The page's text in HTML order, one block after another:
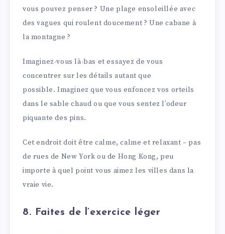
vous pouvez penser ? Une plage ensoleillée avec
des vagues qui roulent doucement ? Une cabane à
la montagne ?
Imaginez-vous là-bas et essayez de vous
concentrer sur les détails autant que
possible. Imaginez que vous enfoncez vos orteils
dans le sable chaud ou que vous sentez l’odeur
piquante des pins.
Cet endroit doit être calme, calme et relaxant – pas
de rues de New York ou de Hong Kong, peu
importe à quel point vous aimez les villes dans la
vraie vie.
8. Faites de l’exercice léger